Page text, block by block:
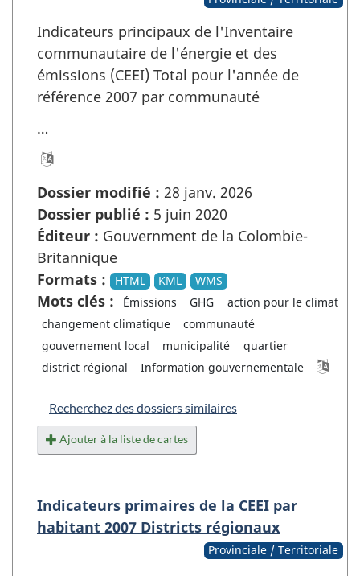
Indicateurs principaux de l'Inventaire
communautaire de l'énergie et des
émissions (CEEI) Total pour l'année de
référence 2007 par communauté
…
Dossier modifié : 28 janv. 2026
Dossier publié : 5 juin 2020
Éditeur : Gouvernment de la Colombie-
Britannique
Formats :
HTML KML WMS
Mots clés : Émissions GHG
action pour le climat
changement climatique
communauté
gouvernement local
municipalité
quartier
district régional
Information gouvernementale
Recherchez des dossiers similaires
Ajouter à la liste de cartes
Indicateurs primaires de la CEEI par
habitant 2007 Districts régionaux
Provinciale / Territoriale